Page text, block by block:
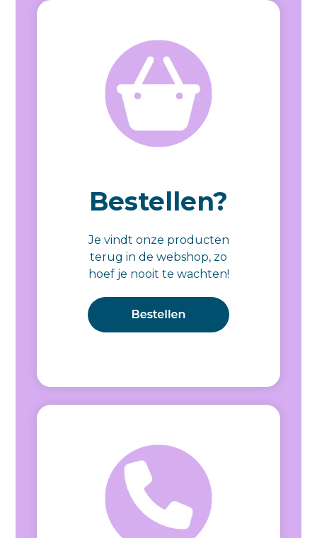
Bestellen?
Je vindt onze producten
terug in de webshop, zo
hoef je nooit te wachten!